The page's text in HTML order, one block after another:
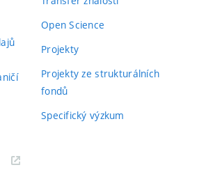
Open Science
Projekty
Projekty ze strukturálních
fondů
Specifický výzkum